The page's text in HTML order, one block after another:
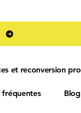
et reconversion pro
fréquentes Blog